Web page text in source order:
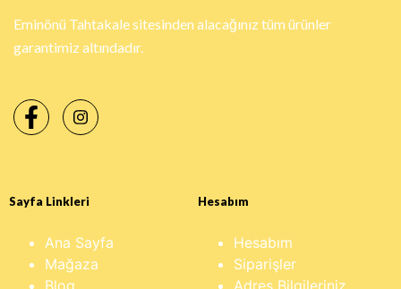
Eminönü Tahtakale sitesinden alacağınız tüm ürünler
garantimiz altındadır.
Sayfa Linkleri
Ana Sayfa
Mağaza
Hesabım
Hesabım
Siparişler